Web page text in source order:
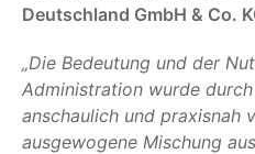
Deutschland GmbH & Co.
„Die Bedeutung und der
Administration wurde
anschaulich und praxisnah
ausgewogene Mischung